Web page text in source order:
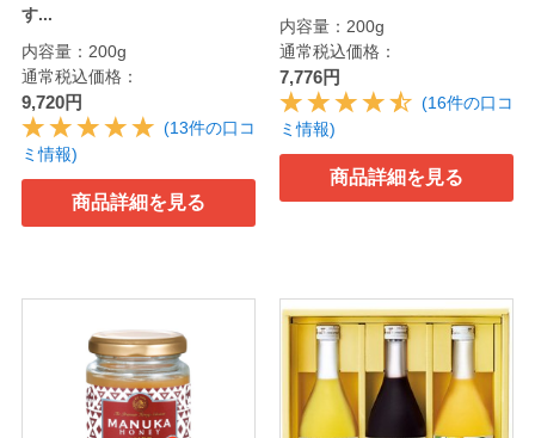
す...
内容量：200g
通常税込価格：
9,720円
(13件の口コ
ミ情報)
商品詳細を見る
内容量：200g
通常税込価格：
7,776円
(16件の口コ
ミ情報)
商品詳細を見る